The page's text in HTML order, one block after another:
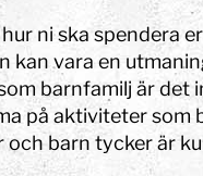
ni ska spendera
kan vara en
barnfamilj är det
på aktiviteter som
och barn tycker är